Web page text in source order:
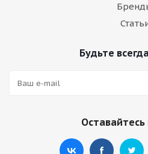
Будьте
Оставайтесь